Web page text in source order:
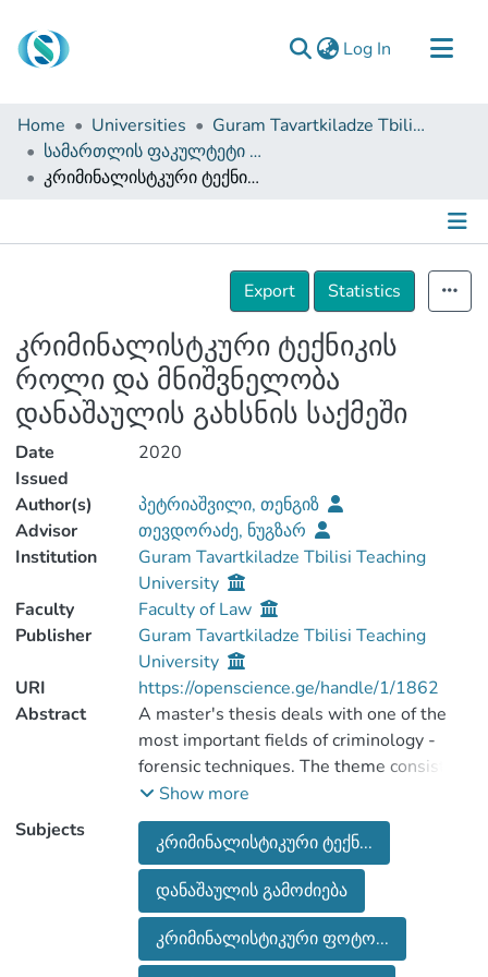
Log In (current)
Communities & Collections
Browse
Documentation
Home Universities
Guram Tavartkiladze Tbilisi Teaching University
სამართლის ფაკულტეტი (სამაგისტრო ნაშრომები)
კრიმინალისტკური ტექნიკის როლი და მნიშვნელობა დანაშაულის გახსნის საქმეში
Details
Export
Statistics
კრიმინალისტკური ტექნიკის
როლი და მნიშვნელობა
დანაშაულის გახსნის საქმეში
Date
Issued
2020
Author(s)
პეტრიაშვილი, თენგიზ
Advisor
თევდორაძე, ნუგზარ
Institution
Guram Tavartkiladze Tbilisi Teaching
University
Faculty
Faculty of Law
Publisher
Guram Tavartkiladze Tbilisi Teaching
University
URI
https://openscience.ge/handle/1/1862
Abstract
A master's thesis deals with one of the
most important fields of criminology -
forensic techniques. The theme consists
of an introduction, eight chapters, fourteen
chapters, and a conclusion, together with a
list of used literature.
In the first chapter, I discuss the literature
that I used while I was working on the
subject. The first subchapter of Chapter 2
deals with a brief historical overview of
Show more
Subjects
კრიმინალისტიკური ტექნ...
დანაშაულის გამოძიება
კრიმინალისტიკური ფოტო...